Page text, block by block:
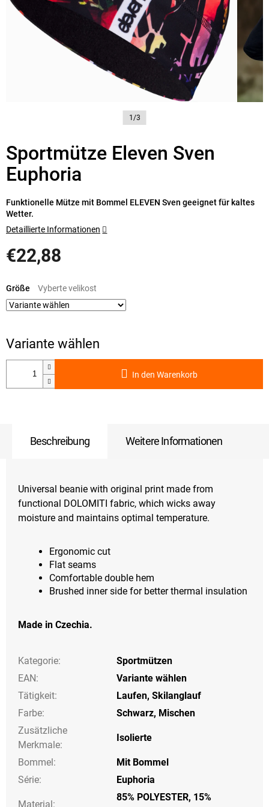
1/3
Sportmütze Eleven Sven
Euphoria
€22,88
Größe
In den Warenkorb
Funktionelle Mütze mit Bommel ELEVEN Sven geeignet für kaltes
Wetter.
Detaillierte Informationen
Beschreibung Weitere Informationen
Universal beanie with original print made from
functional DOLOMITI fabric, which wicks away
moisture and maintains optimal temperature.
Ergonomic cut
Flat seams
Comfortable double hem
Brushed inner side for better thermal insulation
Made in Czechia.
Kategorie:
Sportmützen
EAN:
Variante wählen
Tätigkeit: Laufen, Skilanglauf
Farbe: Schwarz, Mischen
Zusätzliche
Merkmale:
Isolierte
Bommel:
Mit Bommel
Série: Euphoria
Material:
85% POLYESTER, 15%